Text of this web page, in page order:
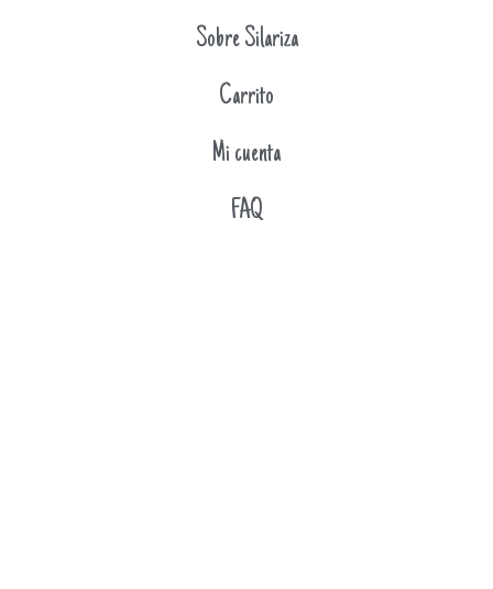
Sobre Silariza
Carrito
Mi cuenta
FAQ